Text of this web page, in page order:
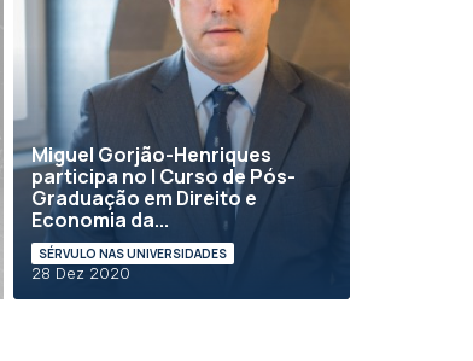
Miguel Gorjão-Henriques
participa no I Curso de Pós-
Graduação em Direito e
Economia da...
SÉRVULO NAS UNIVERSIDADES
28 Dez 2020